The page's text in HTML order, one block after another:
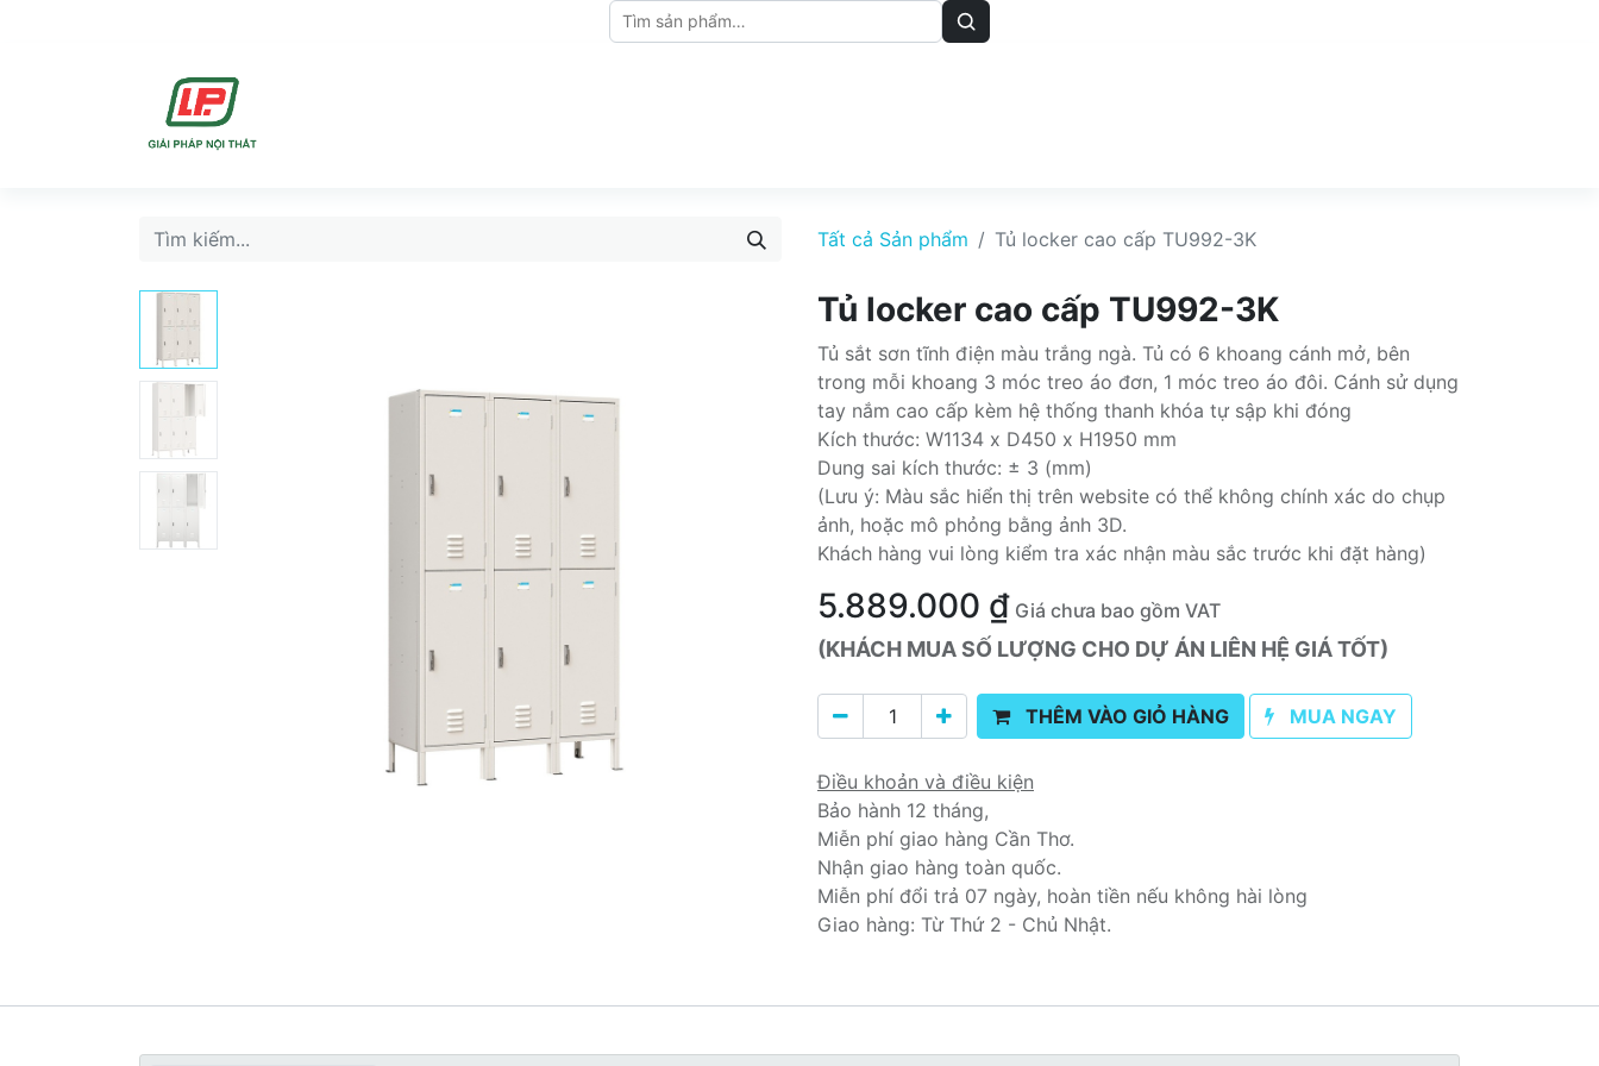
Tất cả Sản phẩm Tủ locker cao cấp TU992-3K
Tủ locker cao cấp TU992-3K
Tủ sắt sơn tĩnh điện màu trắng ngà. Tủ có 6 khoang cánh mở, bên
trong mỗi khoang 3 móc treo áo đơn, 1 móc treo áo đôi. Cánh sử dụng
tay nắm cao cấp kèm hệ thống thanh khóa tự sập khi đóng
Kích thước: W1134 x D450 x H1950 mm
Dung sai kích thước: ± 3 (mm)
(Lưu ý: Màu sắc hiển thị trên website có thể không chính xác do chụp
ảnh, hoặc mô phỏng bằng ảnh 3D.
Khách hàng vui lòng kiểm tra xác nhận màu sắc trước khi đặt hàng)
5.889.000 ₫ Giá chưa bao gồm VAT
(KHÁCH MUA SỐ LƯỢNG CHO DỰ ÁN LIÊN HỆ GIÁ TỐT)
THÊM VÀO GIỎ HÀNG MUA NGAY
Điều khoản và điều kiện
Bảo hành 12 tháng,
Miễn phí giao hàng Cần Thơ.
Nhận giao hàng toàn quốc.
Miễn phí đổi trả 07 ngày, hoàn tiền nếu không hài lòng
Giao hàng: Từ Thứ 2 - Chủ Nhật.